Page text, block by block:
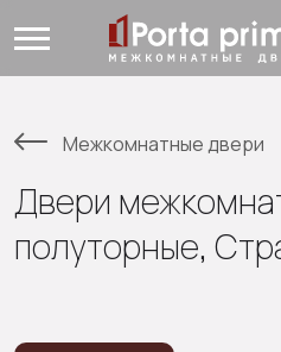
Межкомнатные двери
Двери
полуторные,